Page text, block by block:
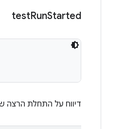
testRunStarted
דיווח על התחלת הרצה